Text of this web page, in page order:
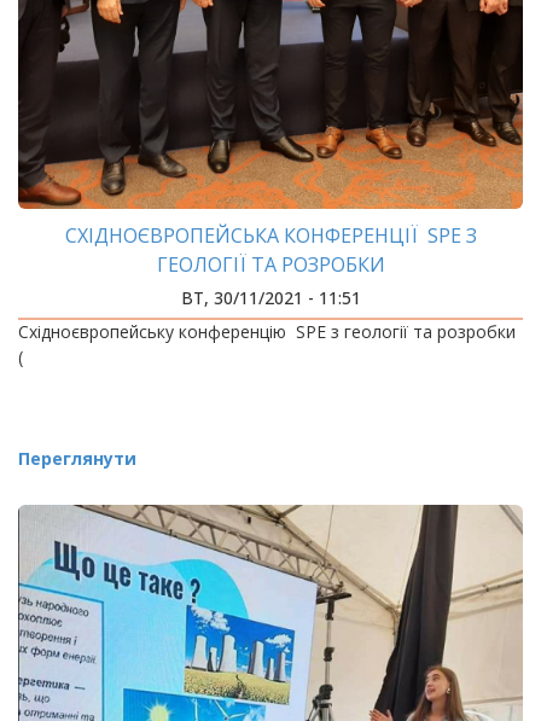
СХІДНОЄВРОПЕЙСЬКА КОНФЕРЕНЦІЇ SPE З
ГЕОЛОГІЇ ТА РОЗРОБКИ
ВТ, 30/11/2021 - 11:51
Східноєвропейську конференцію SPE з геології та розробки
(
Переглянути